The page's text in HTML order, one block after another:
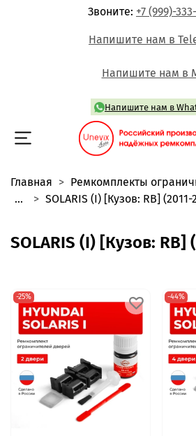
Звоните: +7 (999)-
Напишите нам в
Напишите нам в
Напишите нам в
Главная
Ремкомплекты
...
SOLARIS (I) [Кузов: RB] (2011-
SOLARIS (I) [Кузов: RB]
-25% -44%